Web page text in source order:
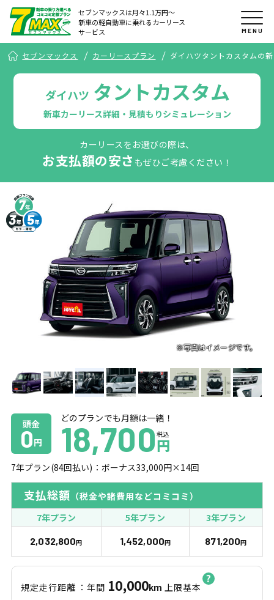
セブンマックスは月々1.1万円〜
新車の軽自動車に乗れるカーリース
サービス
MENU
セブンマックス カーリースプラン ダイハツタントカスタムの
ダイハツ タントカスタム
新車カーリース詳細・見積もりシミュレーション
カーリースをお選びの際は、
お支払額の安さ もぜひご考慮ください！
頭金
0円
どのプランでも月額は一緒！
18,700 税込
円
7年プラン(84回払い)：ボーナス33,000円×14回
支払総額 （税金や諸費用などコミコミ）
7年プラン
5年プラン 3年プラン
2,032,800円 1,452,000円 871,200円
規定走行距離 ：年間 10,000km 上限基本